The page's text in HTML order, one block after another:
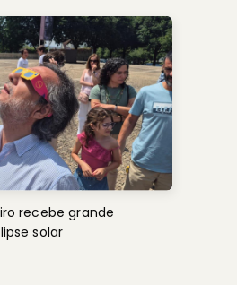
recebe grande
solar